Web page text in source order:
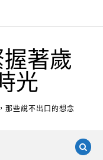
著歲
光
那些說不出口的想念